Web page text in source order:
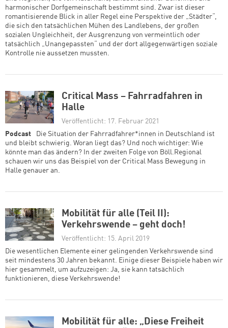
harmonischer Dorfgemeinschaft bestimmt sind. Zwar ist dieser
romantisierende Blick in aller Regel eine Perspektive der „Städter“,
die sich den tatsächlichen Mühen des Landlebens, der großen
sozialen Ungleichheit, der Ausgrenzung von vermeintlich oder
tatsächlich „Unangepassten“ und der dort allgegenwärtigen soziale
Kontrolle nie aussetzen mussten.
Critical Mass – Fahrradfahren in
Halle
Veröffentlicht: 17. Februar 2021
Podcast
Die Situation der Fahrradfahrer*innen in Deutschland ist
und bleibt schwierig. Woran liegt das? Und noch wichtiger: Wie
könnte man das ändern? In der zweiten Folge von Böll.Regional
schauen wir uns das Beispiel von der Critical Mass Bewegung in
Halle genauer an.
Mobilität für alle (Teil II):
Verkehrswende – geht doch!
Veröffentlicht: 15. April 2019
Die wesentlichen Elemente einer gelingenden Verkehrswende sind
seit mindestens 30 Jahren bekannt. Einige dieser Beispiele haben wir
hier gesammelt, um aufzuzeigen: Ja, sie kann tatsächlich
funktionieren, diese Verkehrswende!
Mobilität für alle: „Diese Freiheit